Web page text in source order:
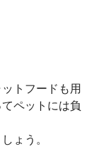
トフードも用
ペットには負
ょう。